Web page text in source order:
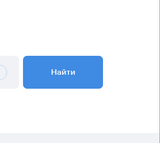
Найти